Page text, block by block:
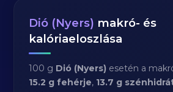
Dió (Nyers) makró- és
kalóriaeloszlása
100 g Dió (Nyers) esetén a
15.2 g fehérje, 13.7 g